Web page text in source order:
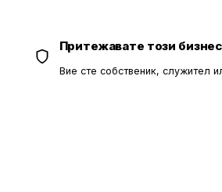
Притежавате този
Вие сте собственик, служител